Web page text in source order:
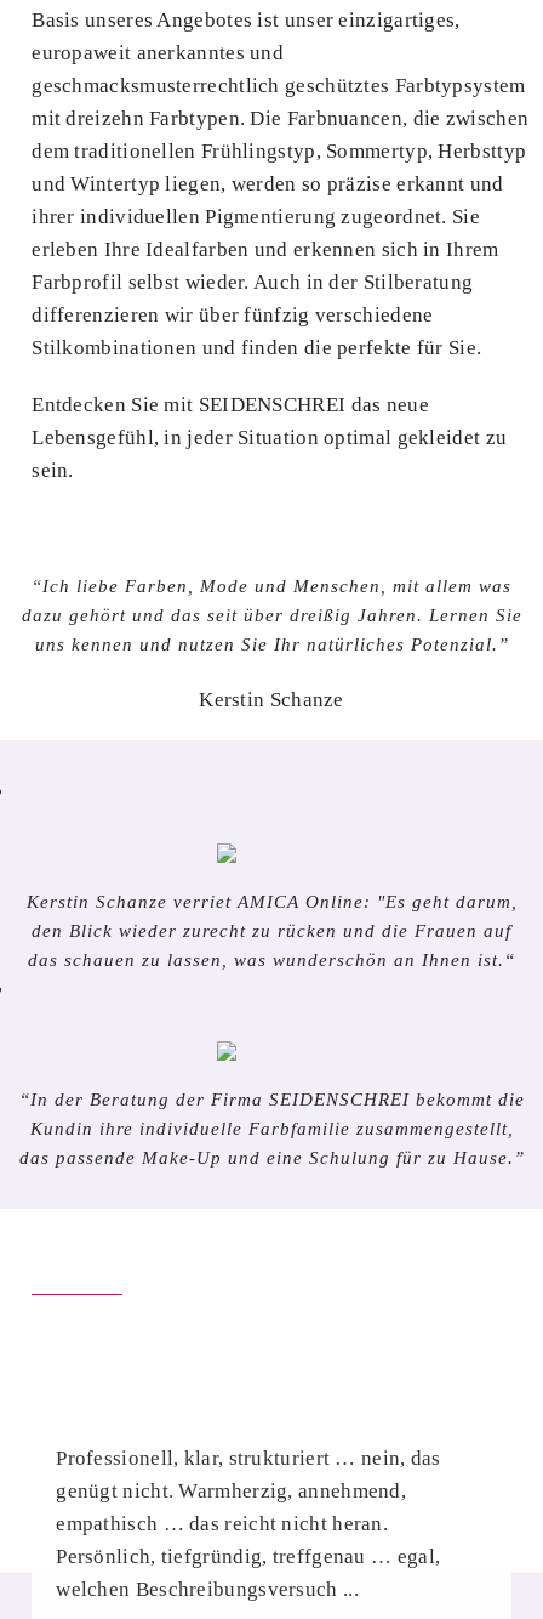
Basis unseres Angebotes ist unser einzigartiges,
europaweit anerkanntes und
geschmacksmusterrechtlich geschütztes Farbtypsystem
mit dreizehn Farbtypen. Die Farbnuancen, die zwischen
dem traditionellen Frühlingstyp, Sommertyp, Herbsttyp
und Wintertyp liegen, werden so präzise erkannt und
ihrer individuellen Pigmentierung zugeordnet. Sie
erleben Ihre Idealfarben und erkennen sich in Ihrem
Farbprofil selbst wieder. Auch in der Stilberatung
differenzieren wir über fünfzig verschiedene
Stilkombinationen und finden die perfekte für Sie.
Entdecken Sie mit SEIDENSCHREI das neue
Lebensgefühl, in jeder Situation optimal gekleidet zu
sein.
“Ich liebe Farben, Mode und Menschen
, mit allem was
dazu gehört und das seit über dreißig Jahren. Lernen Sie
uns kennen und nutzen Sie Ihr natürliches Potenzial.”
Kerstin Schanze
Kerstin Schanze verriet AMICA Online: "Es geht darum,
den Blick wieder zurecht zu rücken und die Frauen auf
das schauen zu lassen, was wunderschön an Ihnen ist.“
“In der Beratung der Firma SEIDENSCHREI bekommt die
Kundin ihre individuelle Farbfamilie zusammengestellt,
das passende Make-Up und eine Schulung für zu Hause.”
Professionell, klar, strukturiert … nein, das
genügt nicht. Warmherzig, annehmend,
empathisch … das reicht nicht heran.
Persönlich, tiefgründig, treffgenau … egal,
welchen Beschreibungsversuch ...